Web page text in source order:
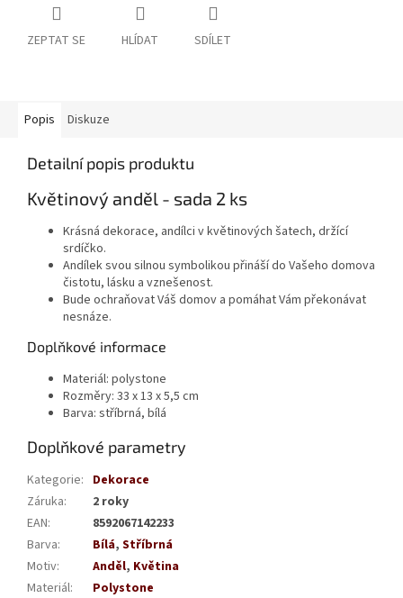
ZEPTAT SE HLÍDAT SDÍLET
Popis Diskuze
Detailní popis produktu
Květinový anděl - sada 2 ks
Krásná dekorace, andílci v květinových šatech, držící
srdíčko.
Andílek svou silnou symbolikou přináší do Vašeho domova
čistotu, lásku a vznešenost.
Bude ochraňovat Váš domov a pomáhat Vám překonávat
nesnáze.
Doplňkové informace
Materiál: polystone
Rozměry: 33 x 13 x 5,5 cm
Barva: stříbrná, bílá
Doplňkové parametry
Kategorie: Dekorace
Záruka:
2 roky
EAN:
8592067142233
Barva: Bílá, Stříbrná
Motiv: Anděl, Květina
Materiál:
Polystone